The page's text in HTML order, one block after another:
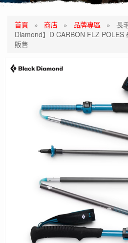
首頁 » 商店 » 品牌專區 » 長
Diamond】D CARBON FLZ POLES
販售